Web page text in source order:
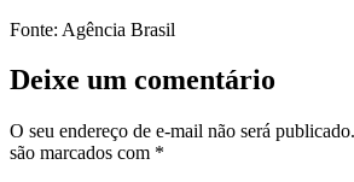
Fonte: Agência Brasil
Deixe um comentário
O seu endereço de e-mail não será publicado.
são marcados com *